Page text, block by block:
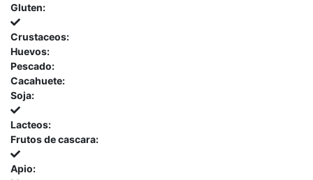
Gluten:
Crustaceos:
Huevos:
Pescado:
Cacahuete:
Soja:
Lacteos:
Frutos de cascara:
Apio: